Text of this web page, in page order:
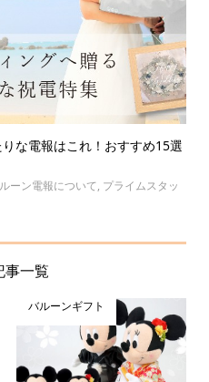
な電報はこれ！おすすめ15選
ーン電報について, プライムスタッ
事一覧
バルーンギフト